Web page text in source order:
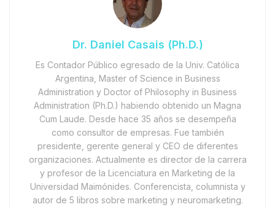
Dr. Daniel Casais (Ph.D.)
Es Contador Público egresado de la Univ. Católica
Argentina, Master of Science in Business
Administration y Doctor of Philosophy in Business
Administration (Ph.D.) habiendo obtenido un Magna
Cum Laude. Desde hace 35 años se desempeña
como consultor de empresas. Fue también
presidente, gerente general y CEO de diferentes
organizaciones. Actualmente es director de la carrera
y profesor de la Licenciatura en Marketing de la
Universidad Maimónides. Conferencista, columnista y
autor de 5 libros sobre marketing y neuromarketing.